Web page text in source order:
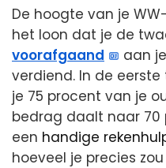
De hoogte van je
het loon dat je de
voorafgaand
aan
verdiend. In de
je 75 procent van je
bedrag daalt naar 70
een handige
hoeveel je precies